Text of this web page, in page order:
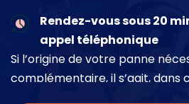
Rendez-vous sous 20
appel téléphonique
Si l’origine de votre panne
complémentaire, il s’agit, dans